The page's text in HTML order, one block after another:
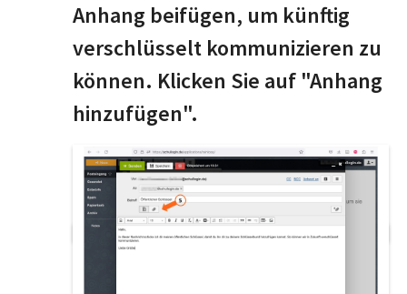
Anhang beifügen, um künftig
verschlüsselt kommunizieren zu
können. Klicken Sie auf "Anhang
hinzufügen".